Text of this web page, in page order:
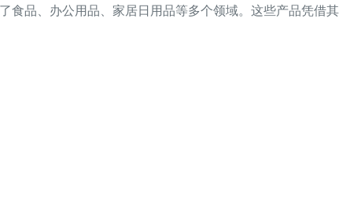
食品、办公用品、家居日用品等多个领域。这些产品凭借其